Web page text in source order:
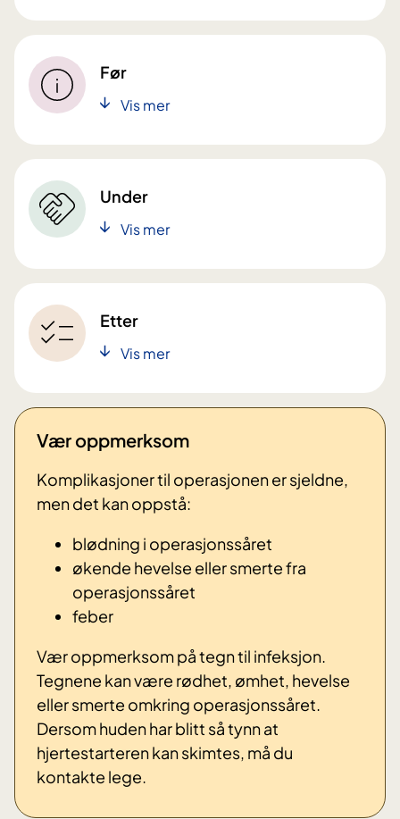
Før
Vis mer
Under
Vis mer
Etter
Vis mer
Vær oppmerksom
Komplikasjoner til operasjonen er sjeldne,
men det kan oppstå:
blødning i operasjonssåret
økende hevelse eller smerte fra
operasjonssåret
feber
Vær oppmerksom på tegn til infeksjon.
Tegnene kan være rødhet, ømhet, hevelse
eller smerte omkring operasjonssåret.
Dersom huden har blitt så tynn at
hjertestarteren kan skimtes, må du
kontakte lege.